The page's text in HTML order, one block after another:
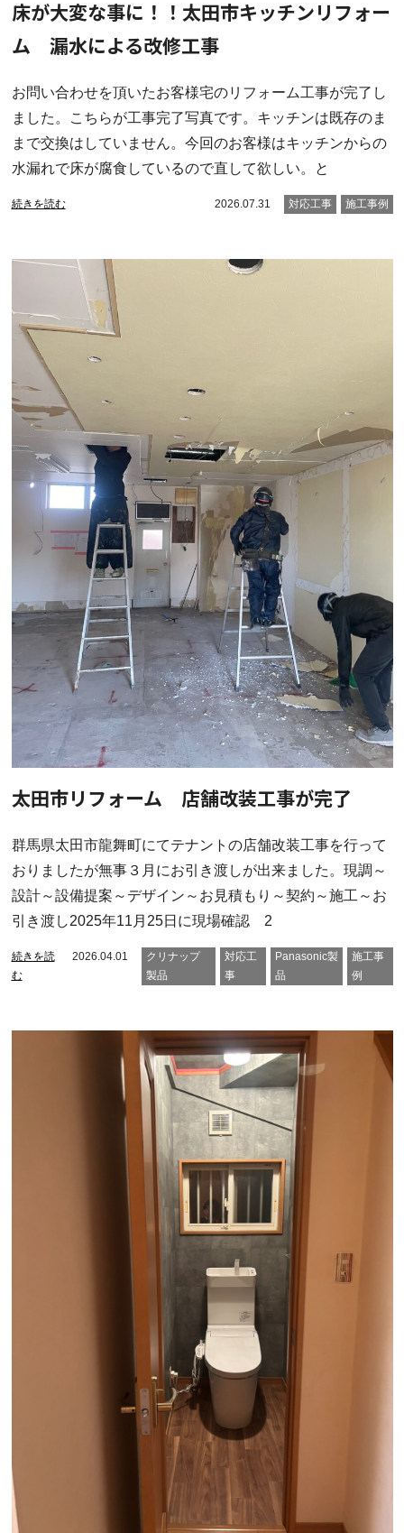
床が大変な事に！！太田市キッチンリフォー
ム 漏水による改修工事
お問い合わせを頂いたお客様宅のリフォーム工事が完了し
ました。こちらが工事完了写真です。キッチンは既存のま
まで交換はしていません。今回のお客様はキッチンからの
水漏れで床が腐食しているので直して欲しい。と
続きを読む 2026.07.31 対応工事 施工事例
太田市リフォーム 店舗改装工事が完了
群馬県太田市龍舞町にてテナントの店舗改装工事を行って
おりましたが無事３月にお引き渡しが出来ました。現調～
設計～設備提案～デザイン～お見積もり～契約～施工～お
引き渡し2025年11月25日に現場確認 2
続きを読
む
2026.04.01
クリナップ
製品
対応工
事
Panasonic製
品
施工事
例